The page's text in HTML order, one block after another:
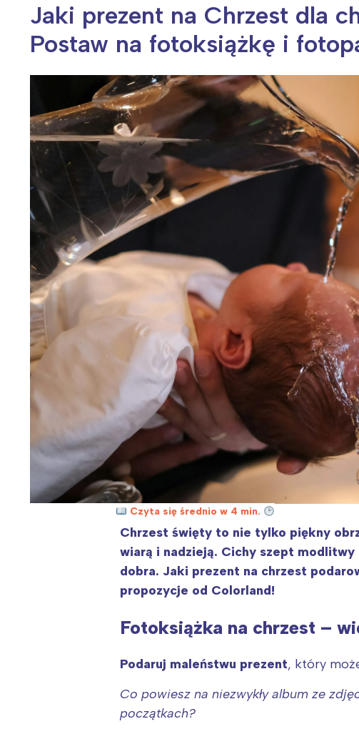
Wiosenny koncert ptaków na płocie Kwitnąca wiśnia i jej
Jaki prezent na Chrzest dla
Postaw na fotoksiążkę i
Czyta się średnio w 4 min.
Chrzest święty to nie tylko piękny
wiarą i nadzieją. Cichy szept modlitwy
dobra. Jaki prezent na chrzest
propozycje od Colorland!
Fotoksiążka na chrzest –
Podaruj maleństwu prezent, który
Co powiesz na niezwykły album ze
początkach?